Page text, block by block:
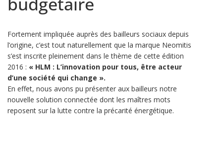
Fortement impliquée auprès des bailleurs sociaux depuis
l’origine, c’est tout naturellement que la marque Neomitis
s’est inscrite pleinement dans le thème de cette édition
2016 : « HLM : L’innovation pour tous, être acteur
d’une société qui change ».
En effet, nous avons pu présenter aux bailleurs notre
nouvelle solution connectée dont les maîtres mots
reposent sur la lutte contre la précarité énergétique.